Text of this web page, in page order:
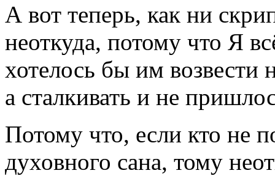
А вот теперь, как ни
неоткуда, потому что Я
хотелось бы им возвести
а сталкивать и не
Потому что, если кто не
духовного сана, тому